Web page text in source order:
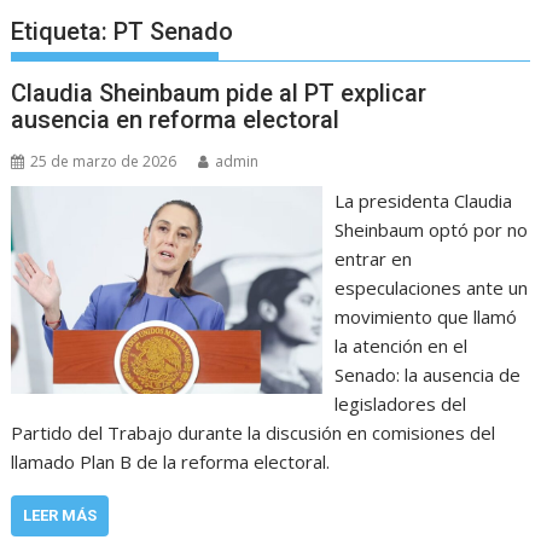
Etiqueta: PT Senado
Claudia Sheinbaum pide al PT explicar
ausencia en reforma electoral
25 de marzo de 2026 admin
La presidenta Claudia
Sheinbaum optó por no
entrar en
especulaciones ante un
movimiento que llamó
la atención en el
Senado: la ausencia de
legisladores del
Partido del Trabajo durante la discusión en comisiones del
llamado Plan B de la reforma electoral.
LEER MÁS